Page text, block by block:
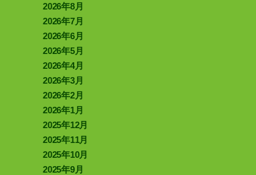
2026年8月
2026年7月
2026年6月
2026年5月
2026年4月
2026年3月
2026年2月
2026年1月
2025年12月
2025年11月
2025年10月
2025年9月